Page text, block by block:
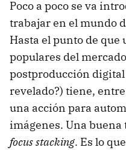
Poco a poco se va
trabajar en el mundo
Hasta el punto de que
populares del
postproducción
revelado?) tiene,
una acción para
imágenes. Una
focus stacking. Es lo